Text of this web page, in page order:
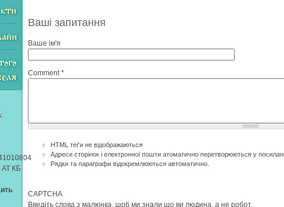
Ваші запитання
Ваше ім'я
Comment*
HTML теґи не відображаються
Адреси сторінок і електронної пошти атоматично перетворюються у
Рядки та параграфи відокремлюються автоматично.
CAPTCHA
Введіть слова з малюнка, щоб ми знали що ви людина, а не робот.
АТ КБ